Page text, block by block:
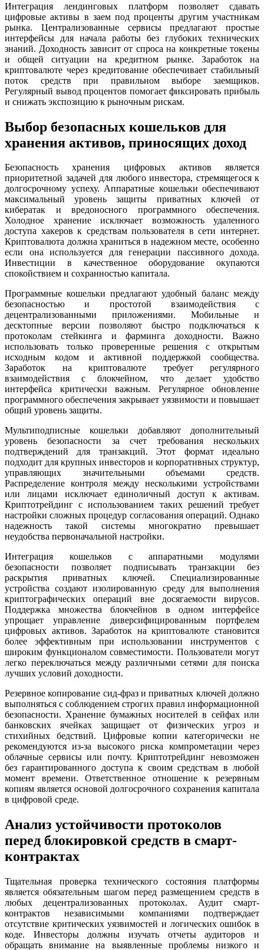
Интеграция лендинговых платформ позволяет сдавать
цифровые активы в заем под проценты другим участникам
рынка. Централизованные сервисы предлагают простые
интерфейсы для начала работы без глубоких технических
знаний. Доходность зависит от спроса на конкретные токены
и общей ситуации на кредитном рынке. Заработок на
криптовалюте через кредитование обеспечивает стабильный
поток средств при правильном выборе заемщиков.
Регулярный вывод процентов помогает фиксировать прибыль
и снижать экспозицию к рыночным рискам.
Выбор безопасных кошельков для
хранения активов, приносящих доход
Безопасность хранения цифровых активов является
приоритетной задачей для любого инвестора, стремящегося к
долгосрочному успеху. Аппаратные кошельки обеспечивают
максимальный уровень защиты приватных ключей от
кибератак и вредоносного программного обеспечения.
Холодное хранение исключает возможность удаленного
доступа хакеров к средствам пользователя в сети интернет.
Криптовалюта должна храниться в надежном месте, особенно
если она используется для генерации пассивного дохода.
Инвестиции в качественное оборудование окупаются
спокойствием и сохранностью капитала.
Программные кошельки предлагают удобный баланс между
безопасностью и простотой взаимодействия с
децентрализованными приложениями. Мобильные и
десктопные версии позволяют быстро подключаться к
протоколам стейкинга и фарминга доходности. Важно
использовать только проверенные решения с открытым
исходным кодом и активной поддержкой сообщества.
Заработок на криптовалюте требует регулярного
взаимодействия с блокчейном, что делает удобство
интерфейса критически важным. Регулярное обновление
программного обеспечения закрывает уязвимости и повышает
общий уровень защиты.
Мультиподписные кошельки добавляют дополнительный
уровень безопасности за счет требования нескольких
подтверждений для транзакций. Этот формат идеально
подходит для крупных инвесторов и корпоративных структур,
управляющих значительными объемами средств.
Распределение контроля между несколькими устройствами
или лицами исключает единоличный доступ к активам.
Криптотрейдинг с использованием таких решений требует
настройки сложных процедур согласования операций. Однако
надежность такой системы многократно превышает
неудобства первоначальной настройки.
Интеграция кошельков с аппаратными модулями
безопасности позволяет подписывать транзакции без
раскрытия приватных ключей. Специализированные
устройства создают изолированную среду для выполнения
криптографических операций вне досягаемости вирусов.
Поддержка множества блокчейнов в одном интерфейсе
упрощает управление диверсифицированным портфелем
цифровых активов. Заработок на криптовалюте становится
более эффективным при использовании инструментов с
широким функционалом совместимости. Пользователи могут
легко переключаться между различными сетями для поиска
лучших условий доходности.
Резервное копирование сид-фраз и приватных ключей должно
выполняться с соблюдением строгих правил информационной
безопасности. Хранение бумажных носителей в сейфах или
банковских ячейках защищает от физических угроз и
стихийных бедствий. Цифровые копии категорически не
рекомендуются из-за высокого риска компрометации через
облачные сервисы или почту. Криптотрейдинг невозможен
без гарантированного доступа к своим средствам в любой
момент времени. Ответственное отношение к резервным
копиям является основой долгосрочного сохранения капитала
в цифровой среде.
Анализ устойчивости протоколов
перед блокировкой средств в смарт-
контрактах
Тщательная проверка технического состояния платформы
является обязательным шагом перед размещением средств в
любых децентрализованных протоколах. Аудит смарт-
контрактов независимыми компаниями подтверждает
отсутствие критических уязвимостей и логических ошибок в
коде. Инвесторы должны изучать отчеты аудиторов и
обращать внимание на выявленные проблемы низкого и